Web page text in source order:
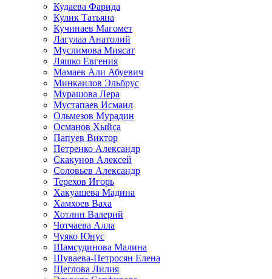
Кудаева Фарида
Кулик Татьяна
Кучинаев Магомет
Лагулаа Анатолий
Муслимова Миясат
Ляшко Евгения
Мамаев Али Абуевич
Минкаилов Эльбрус
Мурашова Лера
Мустапаев Исмаил
Ольмезов Мурадин
Османов Хыйса
Папуев Виктор
Петренко Александр
Скакунов Алексей
Соловьев Александр
Терехов Игорь
Хакуашева Мадина
Хамхоев Ваха
Хотлин Валерий
Чотчаева Алла
Чуяко Юнус
Шамсудинова Малина
Шуваева-Петросян Елена
Щеглова Лилия